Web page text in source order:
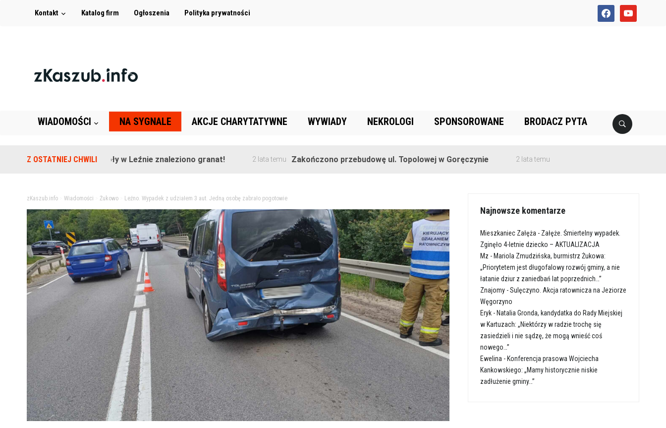
facebookyoutube
Kontakt Katalog firm Ogłoszenia Polityka prywatności
WIADOMOŚCI NA SYGNALE AKCJE CHARYTATYWNE WYWIADY NEKROLOGI SPONSOROWANE BRODACZ PYTA
Z OSTATNIEJ CHWILI
Na terenie szkoły w Leźnie znaleziono granat! 2 lata temu Zakończono przebudowę ul. Topolowej w Goręczynie 2 lata temu
zKaszub.info> Wiadomości Żukowo> Leźno. Wypadek z udziałem 3 aut. Jedną osobę zabrało pogotowie
Najnowsze komentarze
Mieszkaniec Załęża - Załęże. Śmiertelny wypadek.
Zginęło 4-letnie dziecko – AKTUALIZACJA
Mz - Mariola Zmudzińska, burmistrz Żukowa:
„Priorytetem jest długofalowy rozwój gminy, a nie
łatanie dziur z zaniedbań lat poprzednich…”
Znajomy -Sulęczyno. Akcja ratownicza na Jeziorze
Węgorzyno
Eryk - Natalia Gronda, kandydatka do Rady Miejskiej
w Kartuzach: „Niektórzy w radzie trochę się
zasiedzieli i nie sądzę, że mogą wnieść coś
nowego…”
Ewelina - Konferencja prasowa Wojciecha
Kankowskiego: „Mamy historycznie niskie
zadłużenie gminy…”